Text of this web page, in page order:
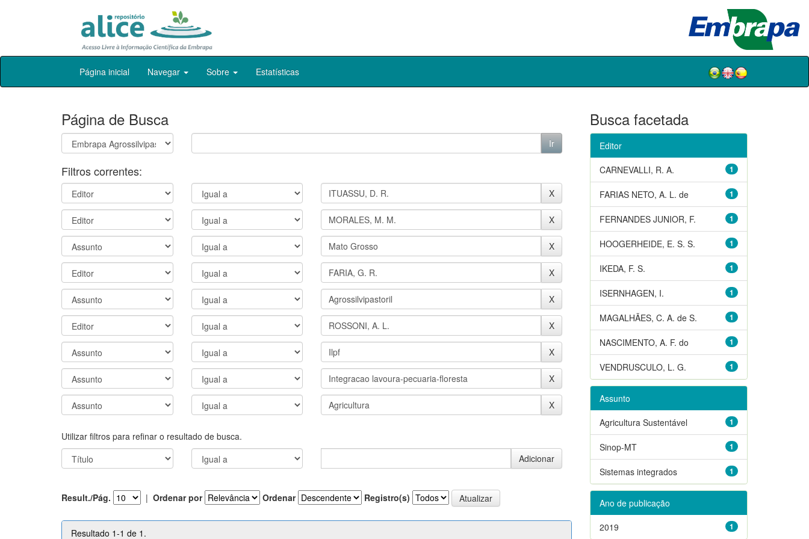
Skip
Página inicial Navegar Sobre Estatísticas
Página de Busca
Filtros correntes:
Utilizar filtros para refinar o resultado de busca.
Result./Pág. | Ordenar por Ordenar Registro(s)
Resultado 1-1 de 1.
Busca facetada
Editor
1
CARNEVALLI, R. A.
1
FARIAS NETO, A. L. de
1
FERNANDES JUNIOR, F.
1
HOOGERHEIDE, E. S. S.
1
IKEDA, F. S.
1
ISERNHAGEN, I.
1
MAGALHÃES, C. A. de S.
1
NASCIMENTO, A. F. do
1
VENDRUSCULO, L. G.
Assunto
1
Agricultura Sustentável
1
Sinop-MT
1
Sistemas integrados
Ano de publicação
1
2019